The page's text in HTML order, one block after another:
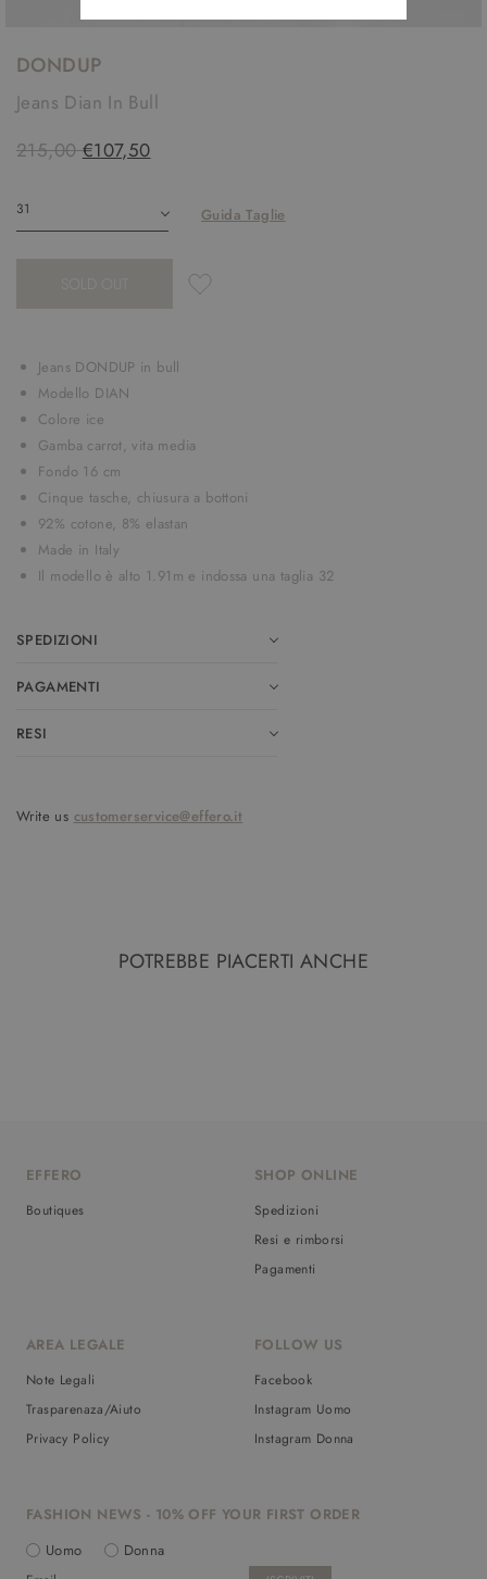
DONDUP
Jeans Dian In Bull
215,00 €107,50
Guida Taglie
Jeans DONDUP in bull
Modello DIAN
Colore ice
Gamba carrot, vita media
Fondo 16 cm
Cinque tasche, chiusura a bottoni
92% cotone, 8% elastan
Made in Italy
Il modello è alto 1.91m e indossa una taglia 32
SPEDIZIONI
PAGAMENTI
RESI
Write us customerservice@effero.it
POTREBBE PIACERTI ANCHE
EFFERO
Boutiques
SHOP ONLINE
Spedizioni
Resi e rimborsi
Pagamenti
AREA LEGALE
Note Legali
Trasparenaza/Aiuto
Privacy Policy
FOLLOW US
Facebook
Instagram Uomo
Instagram Donna
FASHION NEWS - 10% OFF YOUR FIRST ORDER
Uomo
Donna